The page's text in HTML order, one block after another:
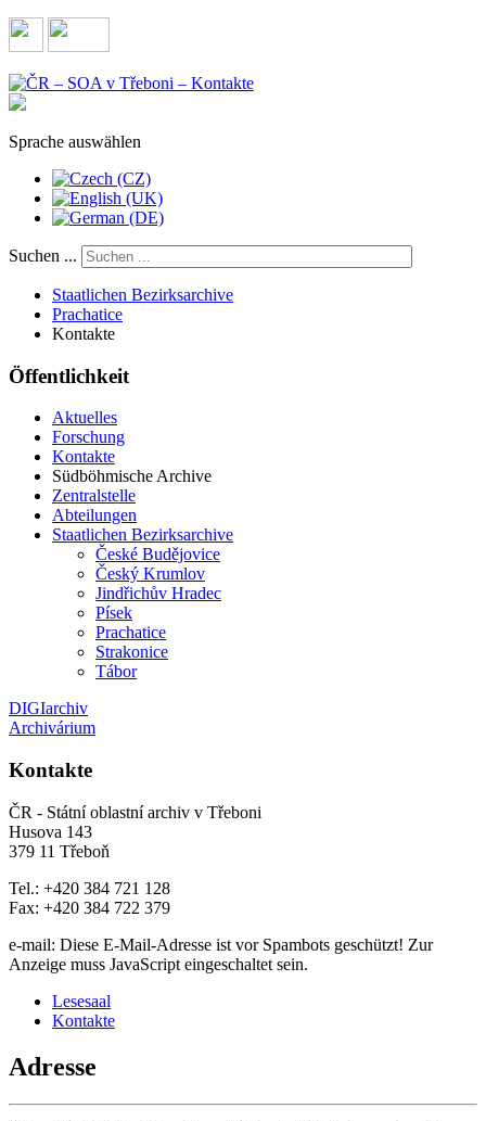
Sprache auswählen
Suchen ...
Staatlichen Bezirksarchive
Prachatice
Kontakte
Öffentlichkeit
Aktuelles
Forschung
Kontakte
Südböhmische Archive
Zentralstelle
Abteilungen
Staatlichen Bezirksarchive
České Budějovice
Český Krumlov
Jindřichův Hradec
Písek
Prachatice
Strakonice
Tábor
DIGIarchiv
Archivárium
Kontakte
ČR - Státní oblastní archiv v Třeboni
Husova 143
379 11 Třeboň
Tel.: +420 384 721 128
Fax: +420 384 722 379
e-mail: Diese E-Mail-Adresse ist vor Spambots geschützt! Zur
Anzeige muss JavaScript eingeschaltet sein.
Lesesaal
Kontakte
Adresse